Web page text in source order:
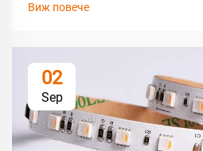
Виж повече
02
Sep